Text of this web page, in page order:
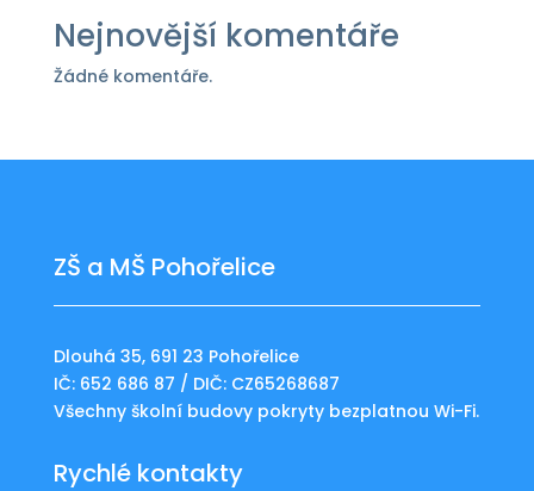
Nejnovější komentáře
Žádné komentáře.
ZŠ a MŠ Pohořelice
Dlouhá 35, 691 23 Pohořelice
IČ: 652 686 87 / DIČ: CZ65268687
Všechny školní budovy pokryty bezplatnou Wi-Fi.
Rychlé kontakty